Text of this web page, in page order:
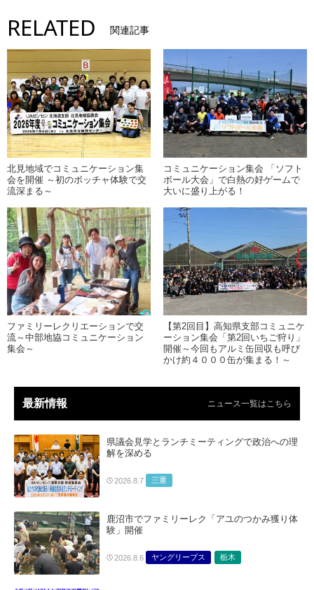
RELATED 関連記事
北見地域でコミュニケーション集
会を開催 ～初のボッチャ体験で交
流深まる～
コミュニケーション集会 「ソフト
ボール大会」で白熱の好ゲームで
大いに盛り上がる！
ファミリーレクリエーションで交
流～中部地協コミュニケーション
集会～
【第2回目】高知県支部コミュニケ
ーション集会「第2回いちご狩り」
開催～今回もアルミ缶回収も呼び
かけ約４０００缶が集まる！～
最新情報 ニュース一覧はこちら
県議会見学とランチミーティングで政治への理
解を深める
2026.8.7 三重
鹿沼市でファミリーレク「アユのつかみ獲り体
験」開催
2026.8.6 ヤングリーブス 栃木